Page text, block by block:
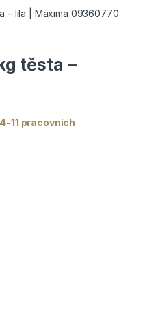
– lila | Maxima 09360770
těsta –
11 pracovních